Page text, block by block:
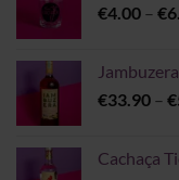
€4.00 – €
Jambuzera
€33.90 – €
Cachaça